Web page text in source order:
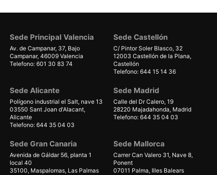
Sede Principal Valencia
Av. de Campanar, 37, Bajo
Campanar, 46009 Valencia
Telefono: 601 30 83 74
Sede Castellón
C/ Pintor Soler Blasco, 32
12003 Castellón de la Plana,
Castellón
Telefono: 644 15 14 36
Sede Alicante
Polígono industrial el Salt, nave 13
03550 Sant Joan d'Alacant,
Alicante
Telefono: 644 35 04 03
Sede Madrid
Calle del Dr Calero, 19
28220 Majadahonda, Madrid
Telefono: 644 35 04 03
Sede Gran Canaria
Avenida de Gáldar 56, planta 1
local 40
35100, Maspalomas, Las Palmas
Sede Mallorca
Carrer Can Valero 31, Nave 8,
Ponent
07011 Palma, Illes Balears